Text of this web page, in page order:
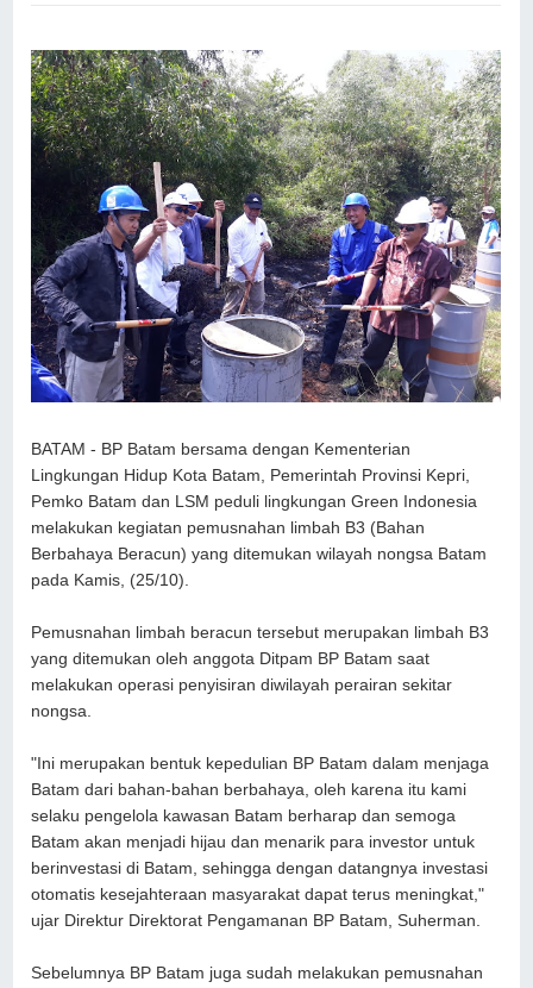
BATAM - BP Batam bersama dengan Kementerian
Lingkungan Hidup Kota Batam, Pemerintah Provinsi Kepri,
Pemko Batam dan LSM peduli lingkungan Green Indonesia
melakukan kegiatan pemusnahan limbah B3 (Bahan
Berbahaya Beracun) yang ditemukan wilayah nongsa Batam
pada Kamis, (25/10).
Pemusnahan limbah beracun tersebut merupakan limbah B3
yang ditemukan oleh anggota Ditpam BP Batam saat
melakukan operasi penyisiran diwilayah perairan sekitar
nongsa.
"Ini merupakan bentuk kepedulian BP Batam dalam menjaga
Batam dari bahan-bahan berbahaya, oleh karena itu kami
selaku pengelola kawasan Batam berharap dan semoga
Batam akan menjadi hijau dan menarik para investor untuk
berinvestasi di Batam, sehingga dengan datangnya investasi
otomatis kesejahteraan masyarakat dapat terus meningkat,"
ujar Direktur Direktorat Pengamanan BP Batam, Suherman.
Sebelumnya BP Batam juga sudah melakukan pemusnahan